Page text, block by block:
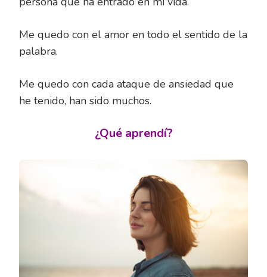
Me quedo con el amor en todo el sentido de la
palabra.
Me quedo con cada ataque de ansiedad que
he tenido, han sido muchos.
¿Qué aprendí?